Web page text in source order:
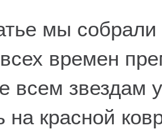
мы
времен
всем звездам
на красной